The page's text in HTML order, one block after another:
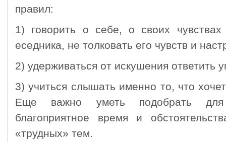
правил:
1) говорить о себе, о своих
еседника, не толковать его чувств и
2) удерживаться от искушения ответить
3) учиться слышать именно то, что
Еще важно уметь подобрать для
благоприятное время и
«трудных» тем.